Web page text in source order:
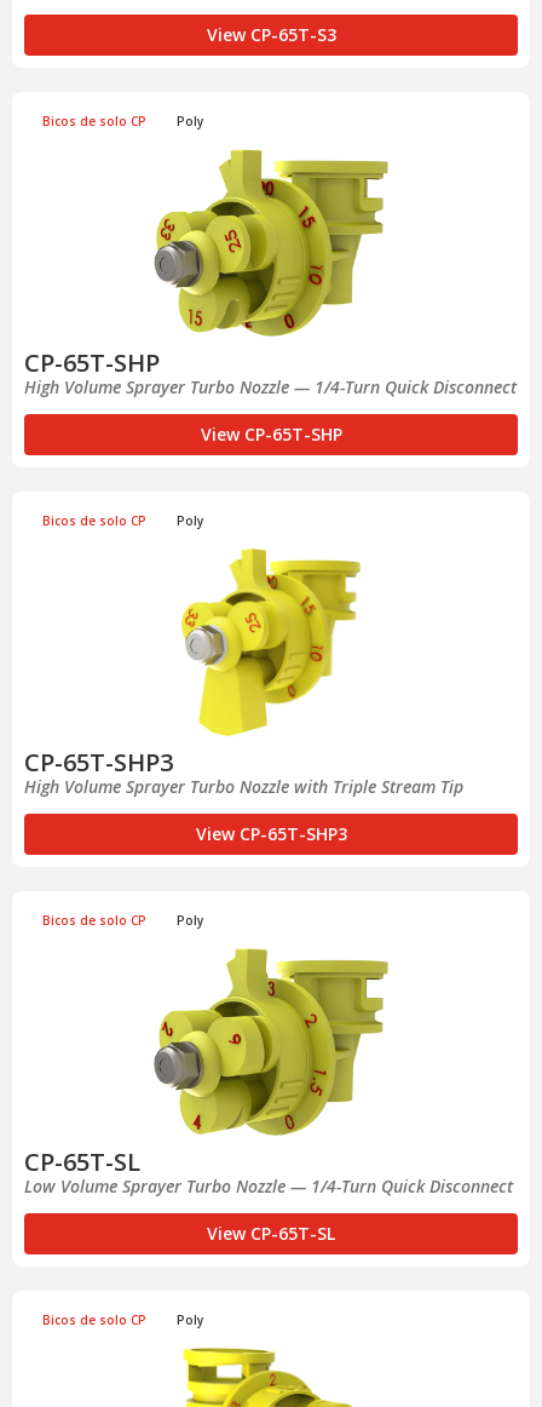
View CP-65T-S3
Bicos de solo CP Poly
CP-65T-SHP
High Volume Sprayer Turbo Nozzle — 1/4-Turn Quick Disconnect
View CP-65T-SHP
Bicos de solo CP Poly
CP-65T-SHP3
High Volume Sprayer Turbo Nozzle with Triple Stream Tip
View CP-65T-SHP3
Bicos de solo CP Poly
CP-65T-SL
Low Volume Sprayer Turbo Nozzle — 1/4-Turn Quick Disconnect
View CP-65T-SL
Bicos de solo CP Poly